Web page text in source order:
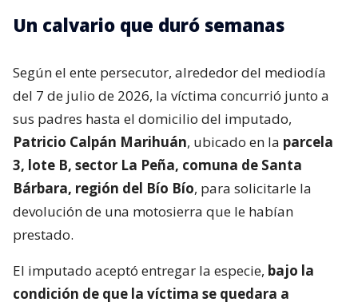
Un calvario que duró semanas
Según el ente persecutor, alrededor del mediodía
del 7 de julio de 2026, la víctima concurrió junto a
sus padres hasta el domicilio del imputado,
Patricio Calpán Marihuán, ubicado en la parcela
3, lote B, sector La Peña, comuna de Santa
Bárbara, región del Bío Bío, para solicitarle la
devolución de una motosierra que le habían
prestado.
El imputado aceptó entregar la especie, bajo la
condición de que la víctima se quedara a